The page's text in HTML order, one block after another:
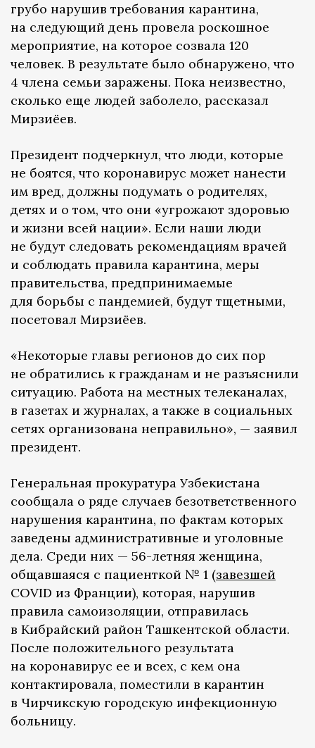
грубо нарушив требования карантина,
на следующий день провела роскошное
мероприятие, на которое созвала 120
человек. В результате было обнаружено, что
4 члена семьи заражены. Пока неизвестно,
сколько еще людей заболело, рассказал
Мирзиёев.
Президент подчеркнул, что люди, которые
не боятся, что коронавирус может нанести
им вред, должны подумать о родителях,
детях и о том, что они «угрожают здоровью
и жизни всей нации». Если наши люди
не будут следовать рекомендациям врачей
и соблюдать правила карантина, меры
правительства, предпринимаемые
для борьбы с пандемией, будут тщетными,
посетовал Мирзиёев.
«Некоторые главы регионов до сих пор
не обратились к гражданам и не разъяснили
ситуацию. Работа на местных телеканалах,
в газетах и ​​журналах, а также в социальных
сетях организована неправильно», — заявил
президент.
Генеральная прокуратура Узбекистана
сообщала о ряде случаев безответственного
нарушения карантина, по фактам которых
заведены административные и уголовные
дела. Среди них — 56-летняя женщина,
общавшаяся с пациенткой № 1 (завезшей
COVID из Франции), которая, нарушив
правила самоизоляции, отправилась
в Кибрайский район Ташкентской области.
После положительного результата
на коронавирус ее и всех, с кем она
контактировала, поместили в карантин
в Чирчикскую городскую инфекционную
больницу.